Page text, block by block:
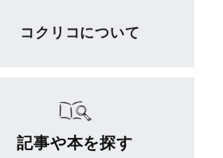
コクリコについて
記事や本を探す